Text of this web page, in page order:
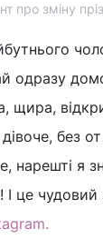
про зміну
одразу
щира,
без
я
це